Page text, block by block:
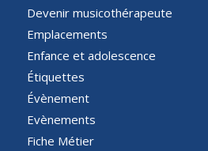
Devenir musicothérapeute
Emplacements
Enfance et adolescence
Étiquettes
Évènement
Evènements
Fiche Métier